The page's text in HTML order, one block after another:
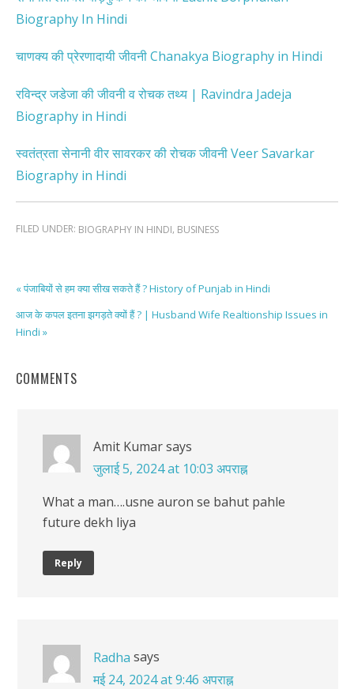
Biography In Hindi
चाणक्य की प्रेरणादायी जीवनी Chanakya Biography in Hindi
रविन्द्र जडेजा की जीवनी व रोचक तथ्य | Ravindra Jadeja
Biography in Hindi
स्वतंत्रता सेनानी वीर सावरकर की रोचक जीवनी Veer Savarkar
Biography in Hindi
FILED UNDER: BIOGRAPHY IN HINDI, BUSINESS
« पंजाबियों से हम क्या सीख सकते हैं ? History of Punjab in Hindi
आज के कपल इतना झगड़ते क्यों हैं ? | Husband Wife Realtionship Issues in
Hindi »
COMMENTS
Amit Kumarsays
जुलाई 5, 2024 at 10:03 अपराह्न
What a man….usne auron se bahut pahle
future dekh liya
Reply
Radha says
मई 24, 2024 at 9:46 अपराह्न